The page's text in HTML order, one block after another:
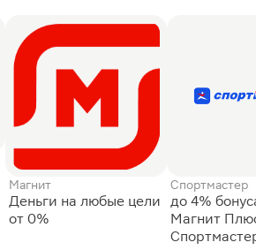
Магнит
Деньги на любые цели
от 0%
Спортмастер
до 4%
Магнит